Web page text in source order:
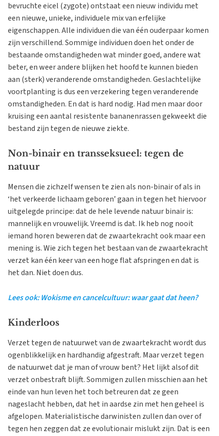
bevruchte eicel (zygote) ontstaat een nieuw individu met
een nieuwe, unieke, individuele mix van erfelijke
eigenschappen. Alle individuen die van één ouderpaar komen
zijn verschillend. Sommige individuen doen het onder de
bestaande omstandigheden wat minder goed, andere wat
beter, en weer andere blijken het hoofd te kunnen bieden
aan (sterk) veranderende omstandigheden. Geslachtelijke
voortplanting is dus een verzekering tegen veranderende
omstandigheden. En dat is hard nodig. Had men maar door
kruising een aantal resistente bananenrassen gekweekt die
bestand zijn tegen de nieuwe ziekte.
Non-binair en transseksueel: tegen de
natuur
Mensen die zichzelf wensen te zien als non-binair of als in
‘het verkeerde lichaam geboren’ gaan in tegen het hiervoor
uitgelegde principe: dat de hele levende natuur binair is:
mannelijk en vrouwelijk. Vreemd is dat. Ik heb nog nooit
iemand horen beweren dat de zwaartekracht ook maar een
mening is. Wie zich tegen het bestaan van de zwaartekracht
verzet kan één keer van een hoge flat afspringen en dat is
het dan. Niet doen dus.
Lees ook: Wokisme en cancelcultuur: waar gaat dat heen?
Kinderloos
Verzet tegen de natuurwet van de zwaartekracht wordt dus
ogenblikkelijk en hardhandig afgestraft. Maar verzet tegen
de natuurwet dat je man of vrouw bent? Het lijkt alsof dit
verzet onbestraft blijft. Sommigen zullen misschien aan het
einde van hun leven het toch betreuren dat ze geen
nageslacht hebben, dat het in aardse zin met hen geheel is
afgelopen. Materialistische darwinisten zullen dan over of
tegen hen zeggen dat ze evolutionair mislukt zijn. Dat is een